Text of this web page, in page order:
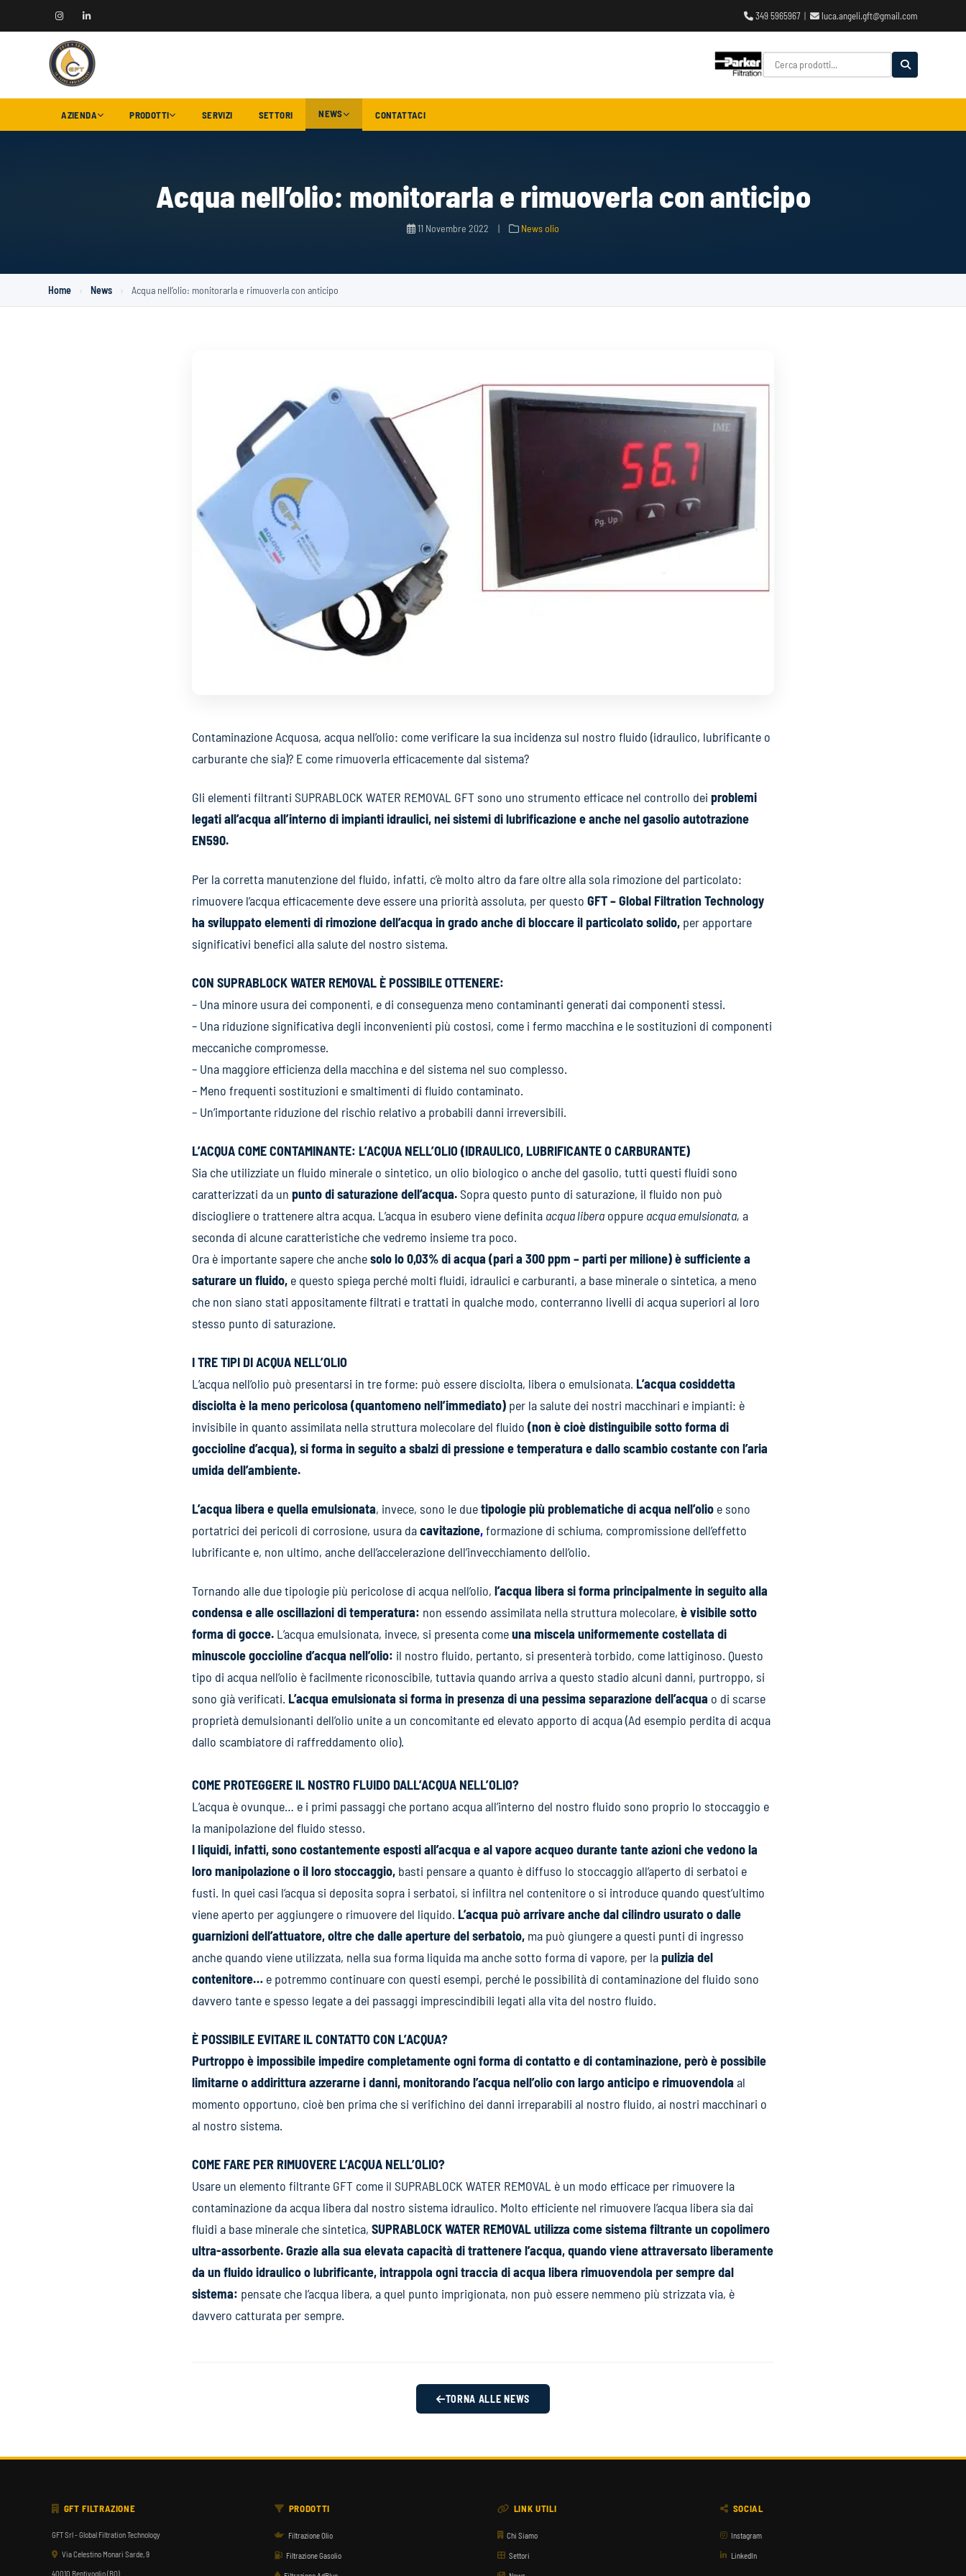
349 5965967| luca.angeli.gft@gmail.com
AZIENDA PRODOTTI SERVIZI SETTORI NEWS CONTATTACI
Acqua nell’olio: monitorarla e rimuoverla con anticipo
11 Novembre 2022 | News olio
Home › News › Acqua nell’olio: monitorarla e rimuoverla con anticipo
Contaminazione Acquosa, acqua nell’olio: come verificare la sua incidenza sul nostro fluido (idraulico, lubrificante o
carburante che sia)? E come rimuoverla efficacemente dal sistema?
Gli elementi filtranti SUPRABLOCK WATER REMOVAL GFT sono uno strumento efficace nel controllo dei problemi
legati all’acqua all’interno di impianti idraulici, nei sistemi di lubrificazione e anche nel gasolio autotrazione
EN590.
Per la corretta manutenzione del fluido, infatti, c’è molto altro da fare oltre alla sola rimozione del particolato:
rimuovere l’acqua efficacemente deve essere una priorità assoluta, per questo GFT – Global Filtration Technology
ha sviluppato elementi di rimozione dell’acqua in grado anche di bloccare il particolato solido, per apportare
significativi benefici alla salute del nostro sistema.
CON SUPRABLOCK WATER REMOVAL È POSSIBILE OTTENERE:
– Una minore usura dei componenti, e di conseguenza meno contaminanti generati dai componenti stessi.
– Una riduzione significativa degli inconvenienti più costosi, come i fermo macchina e le sostituzioni di componenti
meccaniche compromesse.
– Una maggiore efficienza della macchina e del sistema nel suo complesso.
– Meno frequenti sostituzioni e smaltimenti di fluido contaminato.
– Un’importante riduzione del rischio relativo a probabili danni irreversibili.
L’ACQUA COME CONTAMINANTE: L’ACQUA NELL’OLIO (IDRAULICO, LUBRIFICANTE O CARBURANTE)
Sia che utilizziate un fluido minerale o sintetico, un olio biologico o anche del gasolio, tutti questi fluidi sono
caratterizzati da un punto di saturazione dell’acqua.Sopra questo punto di saturazione, il fluido non può
disciogliere o trattenere altra acqua. L’acqua in esubero viene definita acqua libera oppure acqua emulsionata, a
seconda di alcune caratteristiche che vedremo insieme tra poco.
Ora è importante sapere che anchesolo lo 0,03% di acqua (pari a 300 ppm – parti per milione) è sufficiente a
saturare un fluido, e questo spiega perché molti fluidi, idraulici e carburanti, a base minerale o sintetica, a meno
che non siano stati appositamente filtrati e trattati in qualche modo, conterranno livelli di acqua superiori al loro
stesso punto di saturazione.
I TRE TIPI DI ACQUA NELL’OLIO
L’acqua nell’olio può presentarsi in tre forme: può essere disciolta, libera o emulsionata. L’acqua cosiddetta
disciolta è la meno pericolosa (quantomeno nell’immediato) per la salute dei nostri macchinari e impianti: è
invisibile in quanto assimilata nella struttura molecolare del fluido (non è cioè distinguibile sotto forma di
goccioline d’acqua), si forma in seguito a sbalzi di pressione e temperatura e dallo scambio costante con l’aria
umida dell’ambiente.
L’acqua libera e quella emulsionata, invece, sono le duetipologie più problematichedi acqua nell’olio e sono
portatrici dei pericoli di corrosione, usura dacavitazione,formazione di schiuma, compromissione dell’effetto
lubrificante e, non ultimo, anche dell’accelerazione dell’invecchiamento dell’olio.
Tornando alle due tipologie più pericolose di acqua nell’olio, l’acqua libera si forma principalmente in seguito alla
condensa e alle oscillazioni di temperatura: non essendo assimilata nella struttura molecolare, è visibile sotto
forma di gocce. L’acqua emulsionata, invece, si presenta comeuna miscela uniformemente costellata di
minuscole goccioline d’acqua nell’olio: il nostro fluido, pertanto, si presenterà torbido, come lattiginoso. Questo
tipo di acqua nell’olio è facilmente riconoscibile, tuttavia quando arriva a questo stadio alcuni danni, purtroppo, si
sono già verificati. L’acqua emulsionata si forma in presenza di una pessima separazione dell’acqua o di scarse
proprietà demulsionanti dell’olio unite a un concomitante ed elevato apporto di acqua (Ad esempio perdita di acqua
dallo scambiatore di raffreddamento olio).
COME PROTEGGERE IL NOSTRO FLUIDO DALL’ACQUA NELL’OLIO?
L’acqua è ovunque… e i primi passaggi che portano acqua all’interno del nostro fluido sono proprio lo stoccaggio e
la manipolazione del fluido stesso.
I liquidi, infatti, sono costantemente esposti all’acqua e al vapore acqueo durante tante azioni che vedono la
loro manipolazione o il loro stoccaggio, basti pensare a quanto è diffuso lo stoccaggio all’aperto di serbatoi e
fusti. In quei casi l’acqua si deposita sopra i serbatoi, si infiltra nel contenitore o si introduce quando quest’ultimo
viene aperto per aggiungere o rimuovere del liquido. L’acqua può arrivare anche dal cilindro usurato o dalle
guarnizioni dell’attuatore, oltre che dalle aperture del serbatoio, ma può giungere a questi punti di ingresso
anche quando viene utilizzata, nella sua forma liquida ma anche sotto forma di vapore, per lapulizia del
contenitore… e potremmo continuare con questi esempi, perché le possibilità di contaminazione del fluido sono
davvero tante e spesso legate a dei passaggi imprescindibili legati alla vita del nostro fluido.
È POSSIBILE EVITARE IL CONTATTO CON L’ACQUA?
Purtroppo è impossibile impedire completamente ogni forma di contatto e di contaminazione, però è possibile
limitarne o addirittura azzerarne i danni, monitorando l’acqua nell’olio con largo anticipo e rimuovendola al
momento opportuno, cioè ben prima che si verifichino dei danni irreparabili al nostro fluido, ai nostri macchinari o
al nostro sistema.
COME FARE PER RIMUOVERE L’ACQUA NELL’OLIO?
Usare un elemento filtrante GFT come il SUPRABLOCK WATER REMOVAL è un modo efficace per rimuovere la
contaminazione da acqua libera dal nostro sistema idraulico. Molto efficiente nel rimuovere l’acqua libera sia dai
fluidi a base minerale che sintetica, SUPRABLOCK WATER REMOVAL utilizza come sistema filtrante un copolimero
ultra-assorbente. Grazie alla sua elevata capacità di trattenere l’acqua, quando viene attraversato liberamente
da un fluido idraulico o lubrificante, intrappola ogni traccia di acqua libera rimuovendola per sempre dal
sistema: pensate che l’acqua libera, a quel punto imprigionata, non può essere nemmeno più strizzata via, è
davvero catturata per sempre.
TORNA ALLE NEWS
GFT FILTRAZIONE
GFT Srl - Global Filtration Technology
Via Celestino Monari Sarde, 9
40010 Bentivoglio (BO)
PRODOTTI
Filtrazione Olio
Filtrazione Gasolio
LINK UTILI
Chi Siamo
Settori
SOCIAL
Instagram
LinkedIn